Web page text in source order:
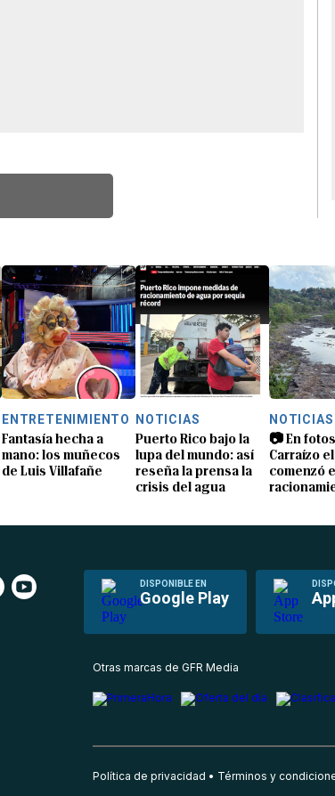
ENTRETENIMIENTO
Fantasía hecha a
mano: los muñecos
de Luis Villafañe
NOTICIAS
Puerto Rico bajo la
lupa del mundo: así
reseña la prensa la
crisis del agua
NOTICIAS
📷 En
Carraízo
comenzó
DISPONIBLE EN
Google Play
Otras marcas de GFR Media
Política de privacidad Términos y